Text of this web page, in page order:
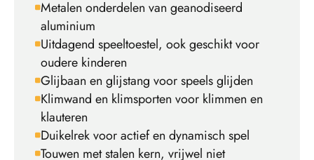
Metalen onderdelen van geanodiseerd
aluminium
Uitdagend speeltoestel, ook geschikt voor
oudere kinderen
Glijbaan en glijstang voor speels glijden
Klimwand en klimsporten voor klimmen en
klauteren
Duikelrek voor actief en dynamisch spel
Touwen met stalen kern, vrijwel niet